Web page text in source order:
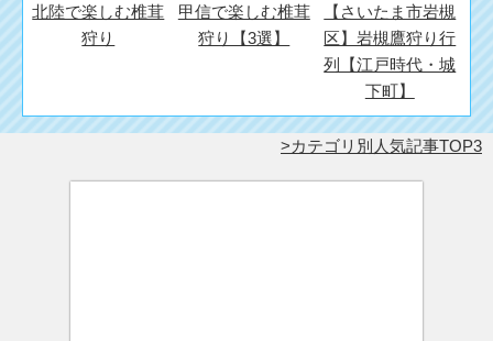
北陸で楽しむ椎茸
狩り
甲信で楽しむ椎茸
狩り【3選】
【さいたま市岩槻
区】岩槻鷹狩り行
列【江戸時代・城
下町】
カテゴリ別人気記事TOP3